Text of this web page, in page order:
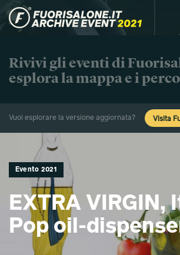
Rivivi gli eventi di
esplora la mappa e i
Vuoi esplorare la versione aggiornata? Visita
Evento 2021
EXTRA VIRGIN,
Pop oil-